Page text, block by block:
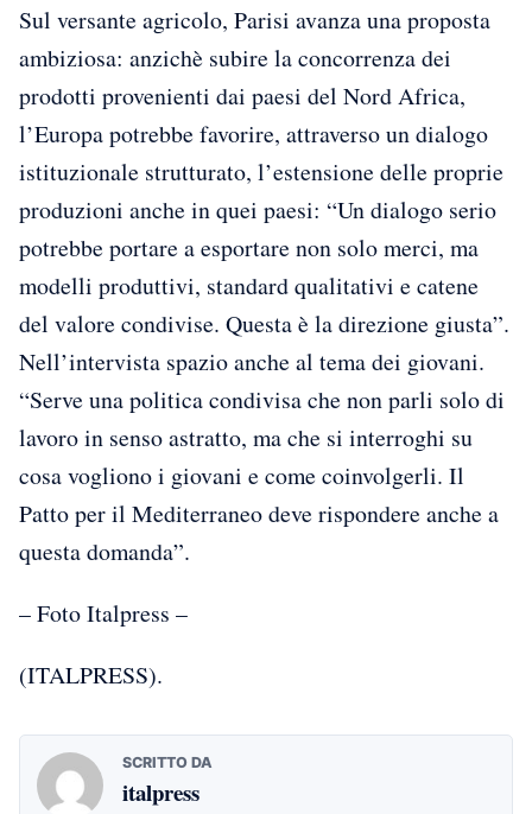
Sul versante agricolo, Parisi avanza una proposta
ambiziosa: anzichè subire la concorrenza dei
prodotti provenienti dai paesi del Nord Africa,
l’Europa potrebbe favorire, attraverso un dialogo
istituzionale strutturato, l’estensione delle proprie
produzioni anche in quei paesi: “Un dialogo serio
potrebbe portare a esportare non solo merci, ma
modelli produttivi, standard qualitativi e catene
del valore condivise. Questa è la direzione giusta”.
Nell’intervista spazio anche al tema dei giovani.
“Serve una politica condivisa che non parli solo di
lavoro in senso astratto, ma che si interroghi su
cosa vogliono i giovani e come coinvolgerli. Il
Patto per il Mediterraneo deve rispondere anche a
questa domanda”.
– Foto Italpress –
(ITALPRESS).
SCRITTO DA
italpress